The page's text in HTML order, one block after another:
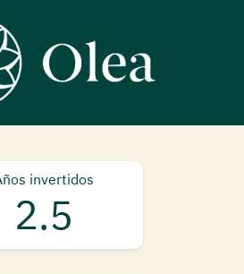
invertidos
2.5